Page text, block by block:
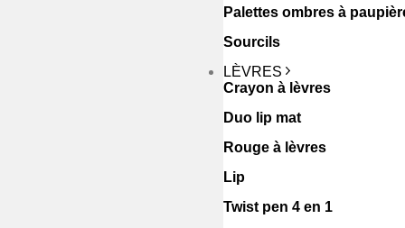
Palettes ombres à
Sourcils
LÈVRES
Crayon à lèvres
Duo lip mat
Rouge à lèvres
Lip
Twist pen 4 en 1